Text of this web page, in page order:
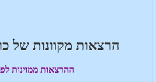
הרצאות מקוונות של
ההרצאות ממוינות